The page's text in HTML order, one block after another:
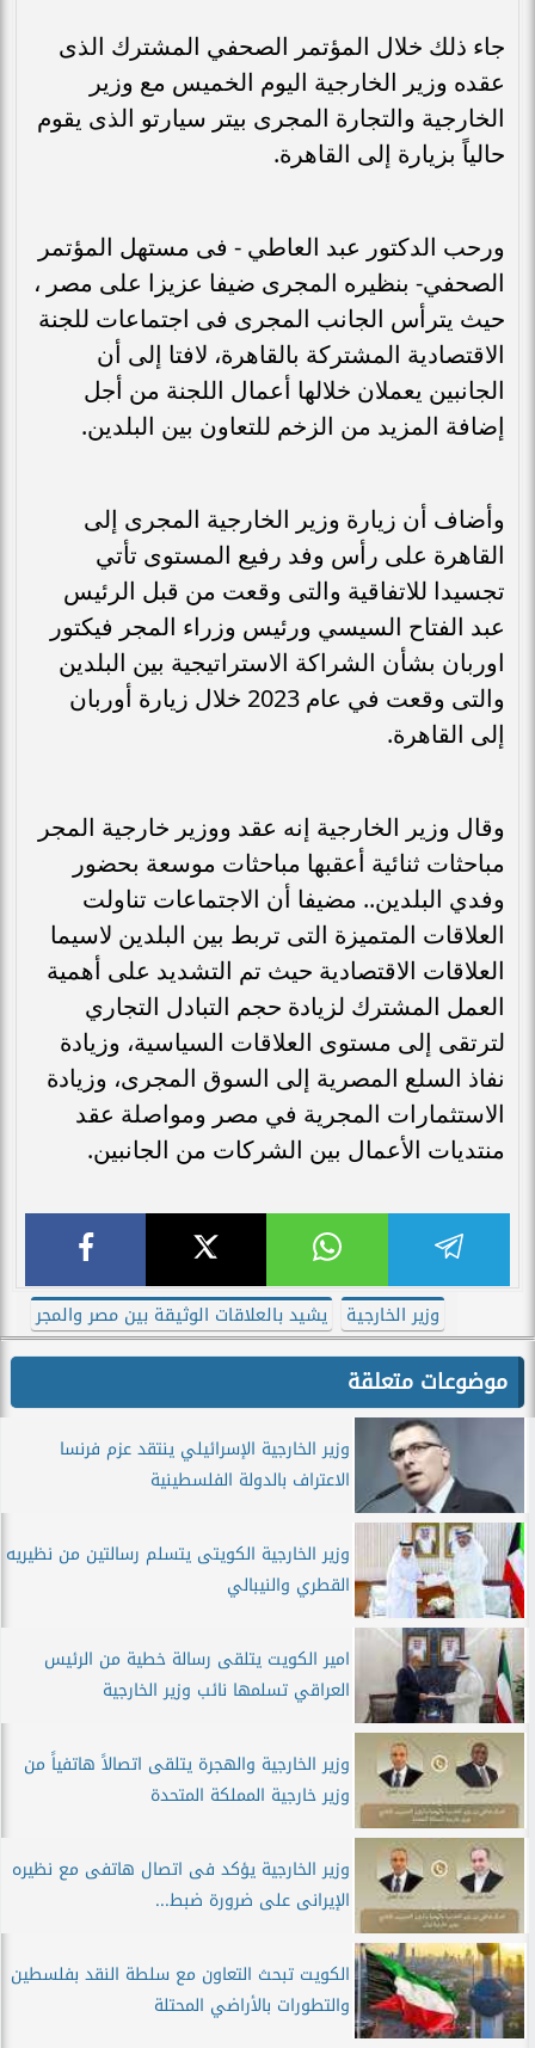
جاء ذلك خلال المؤتمر الصحفي المشترك الذى
عقده وزير الخارجية اليوم الخميس مع وزير
الخارجية والتجارة المجرى بيتر سيارتو الذى يقوم
حالياً بزيارة إلى القاهرة.
ورحب الدكتور عبد العاطي - فى مستهل المؤتمر
الصحفي- بنظيره المجرى ضيفا عزيزا على مصر ،
حيث يترأس الجانب المجرى فى اجتماعات للجنة
الاقتصادية المشتركة بالقاهرة، لافتا إلى أن
الجانبين يعملان خلالها أعمال اللجنة من أجل
إضافة المزيد من الزخم للتعاون بين البلدين.
وأضاف أن زيارة وزير الخارجية المجرى إلى
القاهرة على رأس وفد رفيع المستوى تأتي
تجسيدا للاتفاقية والتى وقعت من قبل الرئيس
عبد الفتاح السيسي ورئيس وزراء المجر فيكتور
اوربان بشأن الشراكة الاستراتيجية بين البلدين
والتى وقعت في عام 2023 خلال زيارة أوربان
إلى القاهرة.
وقال وزير الخارجية إنه عقد ووزير خارجية المجر
مباحثات ثنائية أعقبها مباحثات موسعة بحضور
وفدي البلدين.. مضيفا أن الاجتماعات تناولت
العلاقات المتميزة التى تربط بين البلدين لاسيما
العلاقات الاقتصادية حيث تم التشديد على أهمية
العمل المشترك لزيادة حجم التبادل التجاري
لترتقى إلى مستوى العلاقات السياسية، وزيادة
نفاذ السلع المصرية إلى السوق المجرى، وزيادة
الاستثمارات المجرية في مصر ومواصلة عقد
منتديات الأعمال بين الشركات من الجانبين.
وزير الخارجية يشيد بالعلاقات الوثيقة بين مصر والمجر
موضوعات متعلقة
وزير الخارجية الإسرائيلي ينتقد عزم فرنسا
الاعتراف بالدولة الفلسطينية
وزير الخارجية الكويتى يتسلم رسالتين من نظيريه
القطري والنيبالي
امير الكويت يتلقى رسالة خطية من الرئيس
العراقي تسلمها نائب وزير الخارجية
وزير الخارجية والهجرة يتلقى اتصالاً هاتفياً من
وزير خارجية المملكة المتحدة
وزير الخارجية يؤكد فى اتصال هاتفى مع نظيره
الإيرانى على ضرورة ضبط...
الكويت تبحث التعاون مع سلطة النقد بفلسطين
والتطورات بالأراضي المحتلة